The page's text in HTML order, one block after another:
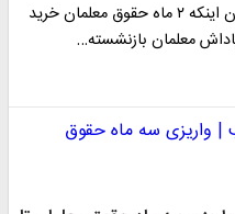
سخنگوی وزارت آموزش و پرورش با بیان اینکه ۲ ماه حقوق معلمان خرید
معلمان بازنشسته…